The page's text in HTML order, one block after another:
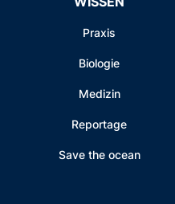
Praxis
Biologie
Medizin
Reportage
Save the ocean